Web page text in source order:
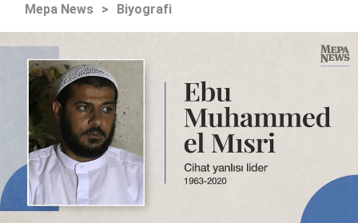
Mepa News > Biyografi